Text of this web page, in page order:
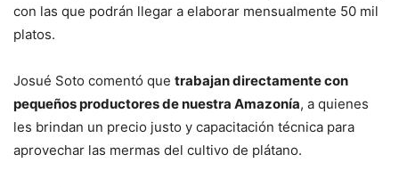
con las que podrán llegar a elaborar mensualmente 50 mil
platos.
Josué Soto comentó que trabajan directamente con
pequeños productores de nuestra Amazonía, a quienes
les brindan un precio justo y capacitación técnica para
aprovechar las mermas del cultivo de plátano.